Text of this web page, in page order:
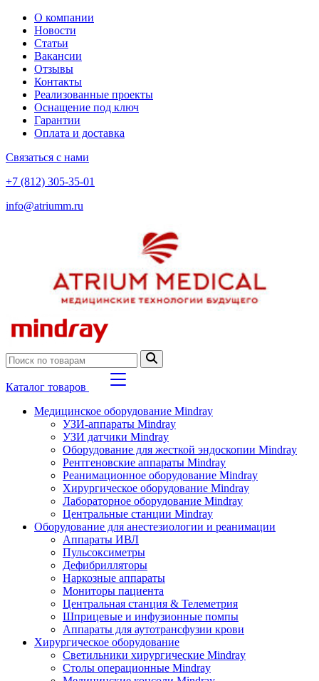
О компании
Новости
Статьи
Вакансии
Отзывы
Контакты
Реализованные проекты
Оснащение под ключ
Гарантии
Оплата и доставка
Связаться с нами
+7 (812) 305-35-01
info@atriumm.ru
Каталог товаров
Медицинское оборудование Mindray
УЗИ-аппараты Mindray
УЗИ датчики Mindray
Оборудование для жесткой эндоскопии Mindray
Рентгеновские аппараты Mindray
Реанимационное оборудование Mindray
Хирургическое оборудование Mindray
Лабораторное оборудование Mindray
Центральные станции Mindray
Оборудование для анестезиологии и реанимации
Аппараты ИВЛ
Пульсоксиметры
Дефибрилляторы
Наркозные аппараты
Мониторы пациента
Центральная станция & Телеметрия
Шприцевые и инфузионные помпы
Аппараты для аутотрансфузии крови
Хирургическое оборудование
Светильники хирургические Mindray
Столы операционные Mindray